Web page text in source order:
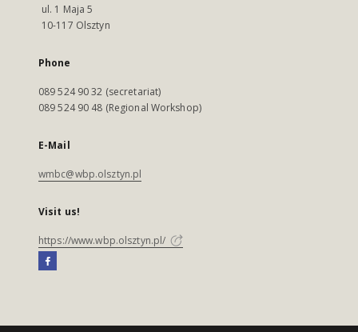
ul. 1 Maja 5
10-117 Olsztyn
Phone
089 524 90 32 (secretariat)
089 524 90 48 (Regional Workshop)
E-Mail
wmbc@wbp.olsztyn.pl
Visit us!
https://www.wbp.olsztyn.pl/